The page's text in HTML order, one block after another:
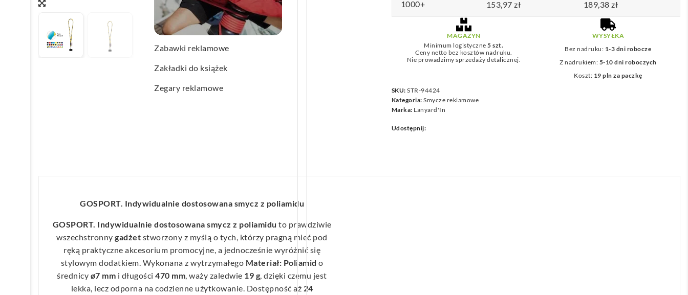
Wachlarze reklamowe
Wagi kuchenne
Zabawki reklamowe
Zakładki do książek
Zegary reklamowe
1000+ 153,97zł 189,38zł
MAGAZYN
Minimum logistyczne5 szt.
Ceny netto bez kosztów nadruku.
Nie prowadzimy sprzedaży detalicznej.
WYSYŁKA
Bez nadruku: 1-3 dni robocze
Z nadrukiem: 5-10 dni roboczych
Koszt: 19 pln za paczkę
SKU:STR-94424
Kategoria:Smycze reklamowe
Marka: Lanyard'In
Udostępnij:
GOSPORT. Indywidualnie dostosowana smycz z poliamidu
GOSPORT. Indywidualnie dostosowana smycz z poliamidu to prawdziwie
wszechstronnygadżet stworzony z myślą o tych, którzy pragną mieć pod
ręką praktyczne akcesorium promocyjne, a jednocześnie wyróżnić się
stylowym dodatkiem. Wykonana z wytrzymałego Materiał: Poliamid o
średnicy ø7 mm i długości470 mm, waży zaledwie 19 g, dzięki czemu jest
lekka, lecz odporna na codzienne użytkowanie. Dostępność aż 24